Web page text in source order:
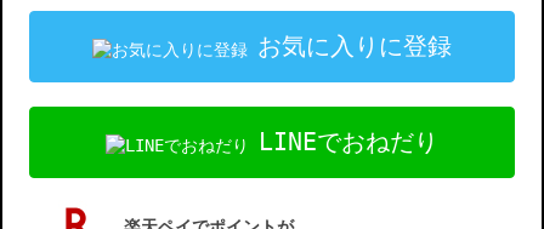
お気に入りに登録
LINEでおねだり